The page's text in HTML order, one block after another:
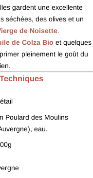
gardent une excellente
séchées, des olives et un
de Noisette.
de Colza Bio et quelques
pleinement le goût du
Poulard des Moulins
eau.